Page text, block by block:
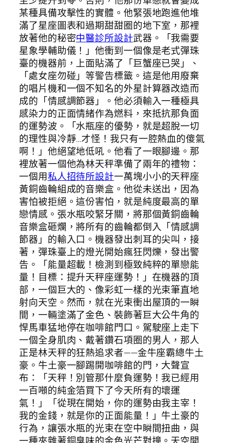
某種具備攻擊性的實體。他緊張地跑進他堆
滿了星座圖表和過期甜甜圈的地下室，那裡
放著他的秘密中醫診所設計武器。「我需要
星象學輔助儀！」他衝到一個像是老式彈珠
臺的機器前，上面貼滿了「巨蟹座已哭」、
「處女座勿碰」等警告標籤。這是他用廢棄
的唱片機和一個不知名的外星計算器改造而
成的「情感調節器」。他必須輸入一種極具
感染力的正面情緒作為燃料，來抵抗那負面
的運勢波。「水瓶座的優勢，就是超脫一切
的理性與冷靜…才怪！我只有一腔熱血的傻氣
啊！」他絕望地低吼。他看了一眼腳邊。那
裡放著一個他為林天秤準備了兩年的禮物：
一個用私人招待所設計一萬塊小小的天秤座
黃銅齒輪組成的音樂盒。他從未送出，因為
害怕被拒絕。這份害怕，就是純度最高的單
戀情感。張水瓶咬緊牙關，將那個黃銅齒輪
音樂盒砸爛，將所有的齒輪都倒入「情感調
節器」的輸入口。機器發出刺耳的尖叫，接
著，彈珠臺上的燈光開始瘋狂閃爍，發出警
告。「能量超載！檢測到極致純粹的單戀能
量！目標：提升天秤座運勢！」在機器的頂
部，一個巨大的、像彩虹一樣的光束筆直地
射向天空。然而，就在光束衝出屋頂的一瞬
間，一輛塗滿了金色、裝飾著巨大公牛角的
悍馬車猛地停在咖啡館門口。駕駛座上走下
一個全身肌肉、戴著鑽石項圈的男人，那人
正是林天秤的狂熱追求者——金牛座霸總牛土
豪。牛土豪一腳踢開咖啡館的門，大聲宣
布：「天秤！別管那什麼負運勢！我已經用
一百噸的純金箔買下了今天所有的壞運
氣！」「從現在開始，你的運勢由我主宰！
我的金錢，就是你的正面能量！」牛土豪的
行為，讓張水瓶的光束在空中瞬間扭曲，與